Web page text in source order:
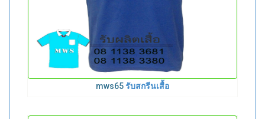
mws65รับสกรีนเสื้อ